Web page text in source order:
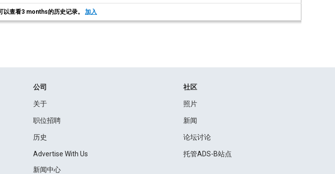
以查看3 months的历史记录。加入
公司
关于
职位招聘
历史
Advertise With Us
新闻中心
社区
照片
新闻
论坛讨论
托管ADS-B站点